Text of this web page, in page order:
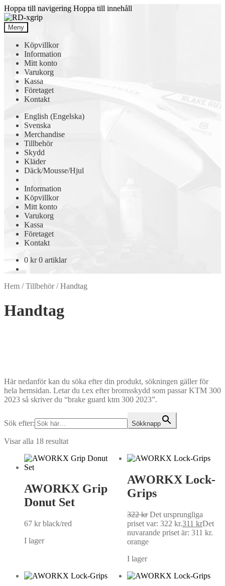
Hoppa till navigering Hoppa till innehåll
Meny
Köpvillkor
Information
Mitt konto
Varukorg
Kassa
Företaget
Kontakt
English (Engelska)
Svenska
Merchandise
Tillbehör
Skydd
Kläder
Däck/Mousse/Hjul
Information
Köpvillkor
Mitt konto
Varukorg
Kassa
Företaget
Kontakt
0 kr 0 artiklar
Hem /Tillbehör/Handtag
Handtag
Här nedanför kan du söka efter din produkt, sökningen gäller för
hela hemsidan. Letar du t.ex efter bromsskydd som passar KTM 300
2023 så skriver du “brake guard ktm 300 2023”.
Sök efter: Sökknapp
Visar alla 18 resultat
AWORKX Grip
Donut Set
67 kr black/red
I lager
AWORKX Lock-
Grips
322kr Det ursprungliga
priset var: 322 kr.311 krDet
nuvarande priset är: 311 kr.
orange
I lager